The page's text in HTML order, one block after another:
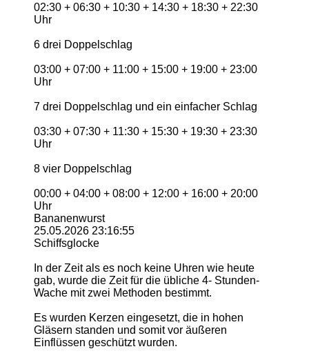
02:30 + 06:30 + 10:30 + 14:30 + 18:30 + 22:30
Uhr
6 drei Doppelschlag
03:00 + 07:00 + 11:00 + 15:00 + 19:00 + 23:00
Uhr
7 drei Doppelschlag und ein einfacher Schlag
03:30 + 07:30 + 11:30 + 15:30 + 19:30 + 23:30
Uhr
8 vier Doppelschlag
00:00 + 04:00 + 08:00 + 12:00 + 16:00 + 20:00
Uhr
Bananenwurst
25.05.2026 23:16:55
Schiffsglocke
In der Zeit als es noch keine Uhren wie heute
gab, wurde die Zeit für die übliche 4- Stunden-
Wache mit zwei Methoden bestimmt.
Es wurden Kerzen eingesetzt, die in hohen
Gläsern standen und somit vor äußeren
Einflüssen geschützt wurden.